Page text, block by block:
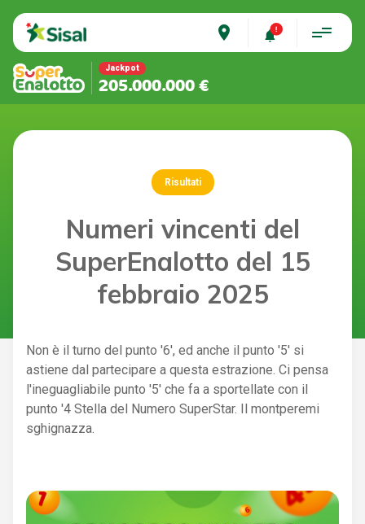
place
Jackpot
205.000.000 €
Risultati
Numeri vincenti del
SuperEnalotto del 15
febbraio 2025
Non è il turno del punto '6', ed anche il punto '5' si
astiene dal partecipare a questa estrazione. Ci pensa
l'ineguagliabile punto '5' che fa a sportellate con il
punto '4 Stella del Numero SuperStar. Il montperemi
sghignazza.